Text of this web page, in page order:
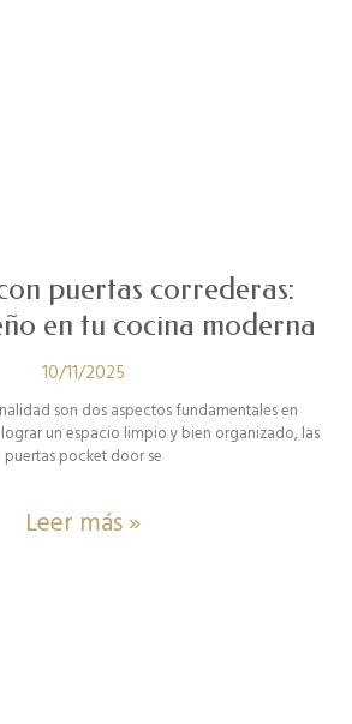
puertas correderas:
en tu cocina moderna
10/11/2025
son dos aspectos fundamentales en
un espacio limpio y bien organizado, las
puertas pocket door se
Leer más »